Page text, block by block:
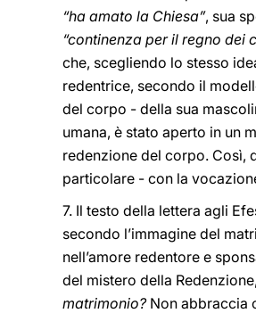
“ha amato la Chiesa”, sua
“continenza per il regno dei
che, scegliendo lo stesso
redentrice, secondo il
del corpo - della sua
umana, è stato aperto in un
redenzione del corpo. Così,
particolare - con la
7. Il testo della lettera agli
secondo l’immagine del
nell’amore redentore e
del mistero della Redenzione,
matrimonio?Non abbraccia